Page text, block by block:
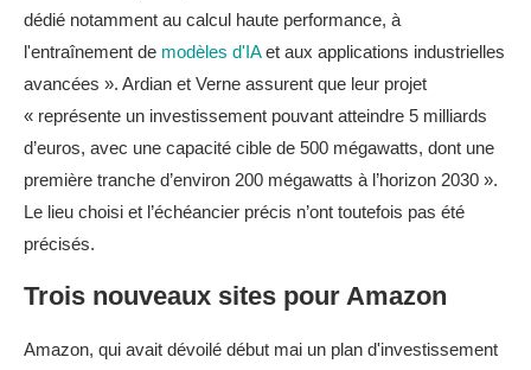
dédié notamment au calcul haute performance, à
l'entraînement de modèles d'IAet aux applications industrielles
avancées ». Ardian et Verne assurent que leur projet
« représente un investissement pouvant atteindre 5 milliards
d’euros, avec une capacité cible de 500 mégawatts, dont une
première tranche d’environ 200 mégawatts à l’horizon 2030 ».
Le lieu choisi et l’échéancier précis n’ont toutefois pas été
précisés.
Trois nouveaux sites pour Amazon
Amazon, qui avait dévoilé début mai un plan d'investissement